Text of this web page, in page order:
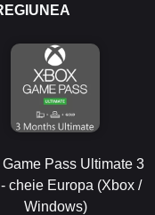
Game Pass Ultimate 3
- cheie Europa (Xbox /
Windows)